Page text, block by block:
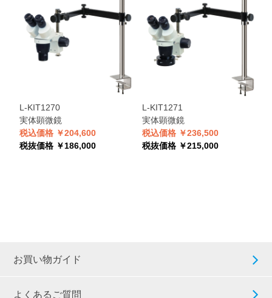
L-KIT1270
実体顕微鏡
税込価格 ￥204,600
税抜価格 ￥186,000
L-KIT1271
実体顕微鏡
税込価格 ￥236,500
税抜価格 ￥215,000
お買い物ガイド
よくあるご質問